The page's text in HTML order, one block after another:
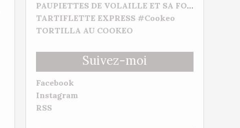
PAUPIETTES DE VOLAILLE ET SA FONDUE D’AUBERGINES (Cookeo)
TARTIFLETTE EXPRESS #Cookeo
TORTILLA AU COOKEO
Suivez-moi
Facebook
Instagram
RSS